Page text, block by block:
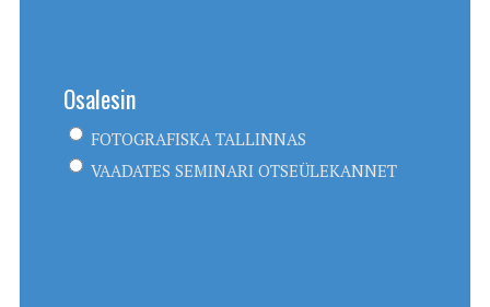
Osalesin
FOTOGRAFISKA TALLINNAS
VAADATES SEMINARI OTSEÜLEKANNET